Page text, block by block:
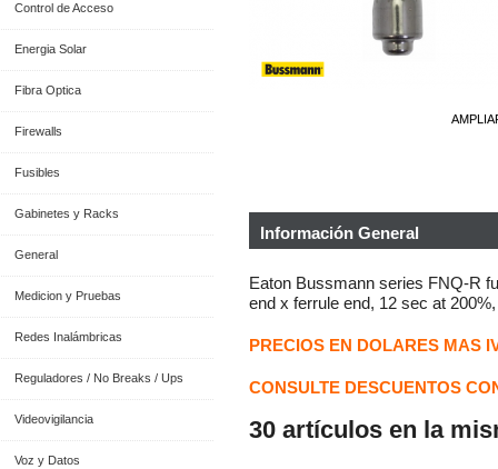
Control de Acceso
Energia Solar
Fibra Optica
Firewalls
Fusibles
Gabinetes y Racks
General
Medicion y Pruebas
Redes Inalámbricas
Reguladores / No Breaks / Ups
Videovigilancia
Voz y Datos
Información General
Eaton Bussmann series FNQ-R
end x ferrule end, 12 sec at
PRECIOS EN DOLARES MAS
CONSULTE DESCUENTOS
30 artículos en la